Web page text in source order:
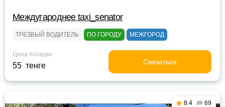
Междугароднее taxi_senator
ТРЕЗВЫЙ ВОДИТЕЛЬ ПО ГОРОДУ МЕЖГОРОД
Цена посадки
55 тенге Связаться
8.4 69